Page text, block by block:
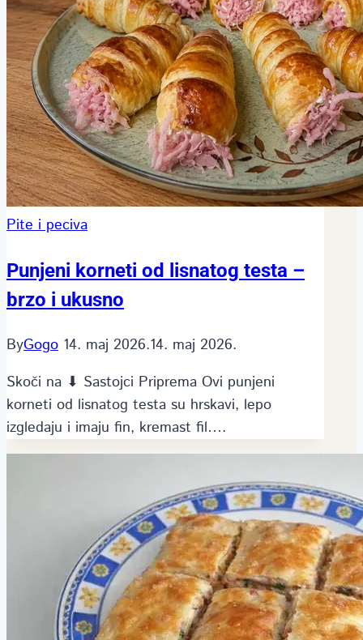
Pite i peciva
Punjeni korneti od lisnatog testa –
brzo i ukusno
ByGogo 14. maj 2026.14. maj 2026.
Skoči na ⬇ Sastojci Priprema Ovi punjeni
korneti od lisnatog testa su hrskavi, lepo
izgledaju i imaju fin, kremast fil….